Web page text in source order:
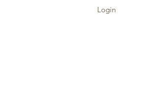
Login